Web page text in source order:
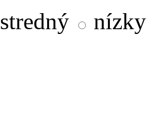
stredný
nízky